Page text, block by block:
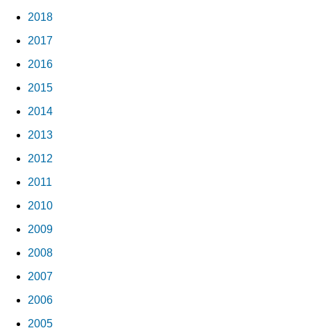
2018
2017
2016
2015
2014
2013
2012
2011
2010
2009
2008
2007
2006
2005